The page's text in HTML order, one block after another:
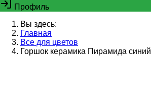
Профиль
Вы здесь:
Главная
Все для цветов
Горшок керамика Пирамида синий